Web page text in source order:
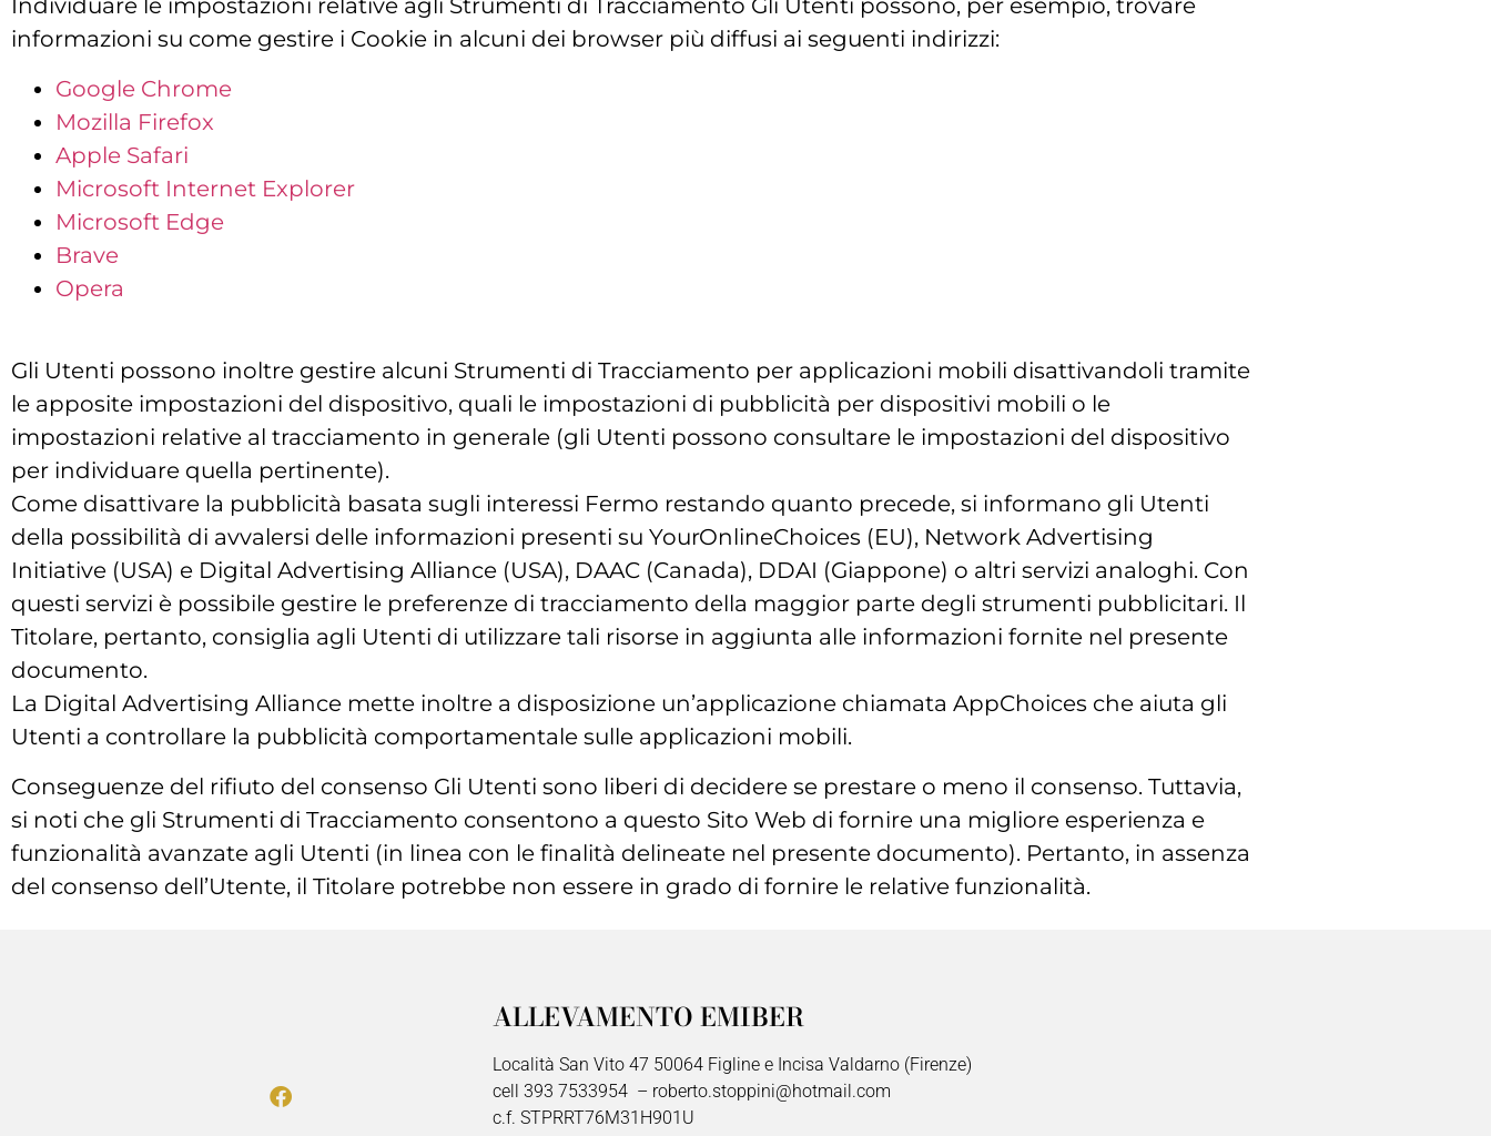
Individuare le impostazioni relative agli Strumenti di Tracciamento Gli Utenti possono, per esempio, trovare
informazioni su come gestire i Cookie in alcuni dei browser più diffusi ai seguenti indirizzi:
Google Chrome
Mozilla Firefox
Apple Safari
Microsoft Internet Explorer
Microsoft Edge
Brave
Opera
Gli Utenti possono inoltre gestire alcuni Strumenti di Tracciamento per applicazioni mobili disattivandoli tramite
le apposite impostazioni del dispositivo, quali le impostazioni di pubblicità per dispositivi mobili o le
impostazioni relative al tracciamento in generale (gli Utenti possono consultare le impostazioni del dispositivo
per individuare quella pertinente).
Come disattivare la pubblicità basata sugli interessi Fermo restando quanto precede, si informano gli Utenti
della possibilità di avvalersi delle informazioni presenti su YourOnlineChoices (EU), Network Advertising
Initiative (USA) e Digital Advertising Alliance (USA), DAAC (Canada), DDAI (Giappone) o altri servizi analoghi. Con
questi servizi è possibile gestire le preferenze di tracciamento della maggior parte degli strumenti pubblicitari. Il
Titolare, pertanto, consiglia agli Utenti di utilizzare tali risorse in aggiunta alle informazioni fornite nel presente
documento.
La Digital Advertising Alliance mette inoltre a disposizione un’applicazione chiamata AppChoices che aiuta gli
Utenti a controllare la pubblicità comportamentale sulle applicazioni mobili.
Conseguenze del rifiuto del consenso Gli Utenti sono liberi di decidere se prestare o meno il consenso. Tuttavia,
si noti che gli Strumenti di Tracciamento consentono a questo Sito Web di fornire una migliore esperienza e
funzionalità avanzate agli Utenti (in linea con le finalità delineate nel presente documento). Pertanto, in assenza
del consenso dell’Utente, il Titolare potrebbe non essere in grado di fornire le relative funzionalità.
ALLEVAMENTO EMIBER
Località San Vito 47 50064 Figline e Incisa Valdarno (Firenze)
cell 393 7533954 – roberto.stoppini@hotmail.com
c.f. STPRRT76M31H901U